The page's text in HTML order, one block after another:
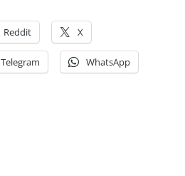
Reddit X
Telegram WhatsApp